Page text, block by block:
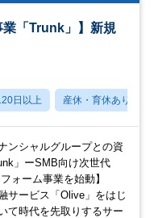
業「Trunk」】新規
日以上 産休・育休あり
ンシャルグループとの資
」ーSMB向け次世代
ォーム事業を始動】
サービス「Olive」をはじ
て時代を先取りするサー